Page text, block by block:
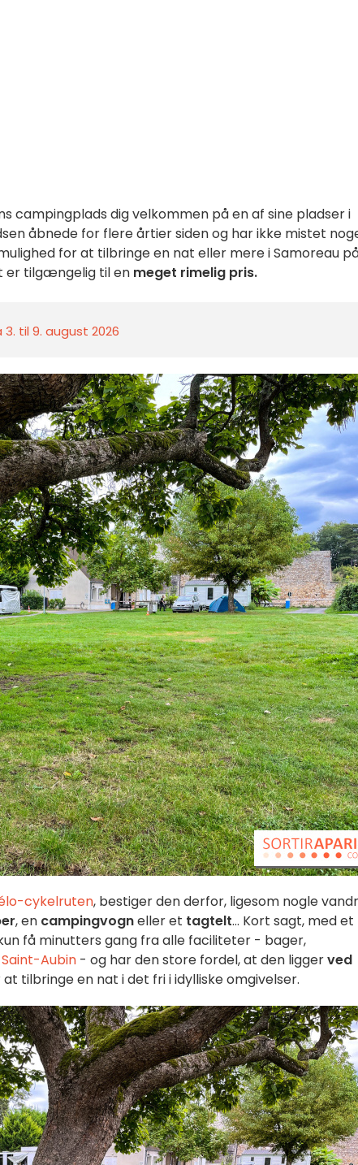
campingplads dig velkommen på en af sine pladser i
åbnede for flere årtier siden og har ikke mistet
for at tilbringe en nat eller mere i Samoreau
er tilgængelig til en meget rimelig pris.
til 9. august 2026
cykelruten, bestiger den derfor, ligesom nogle
, en campingvogneller et tagtelt... Kort sagt, med et
få minutters gang fra alle faciliteter - bager,
Aubin - og har den store fordel, at den liggerved
tilbringe en nat i det fri i idylliske omgivelser.